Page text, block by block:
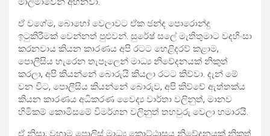
ඒ වගේම, බොහෝ වෙලාවට ඒක ඡන්ද පොරොන්දු
ඉටුකිරීමක් වෙන්නත් පුළුවන්. සුරේෂ් සලේ මැතිතුමාට වදහිංසා
කරනවාය කියන කාරණය අපි රටට හෙළිදරව් කළාම,
පොලීසිය හැරෙන තැපෑලෙන් මාධ්‍ය නිවේදනයක් නිකුත්
කරලා, අපි කියන්නේ බොරුයි කියලා රටට කිව්වා. දැන් මේ
වන විට, පොලීසිය කියන්නේ බොරුව, අපි කිව්වේ ඇත්තක්ය
කියන කාරණය අධිකරණ වෛද්‍ය වාර්තා වලිනුත්, මානව
හිමිකම් කොමිසමේ විමර්ශන වලිනුත් තහවුරු වෙලා හමාරයි.